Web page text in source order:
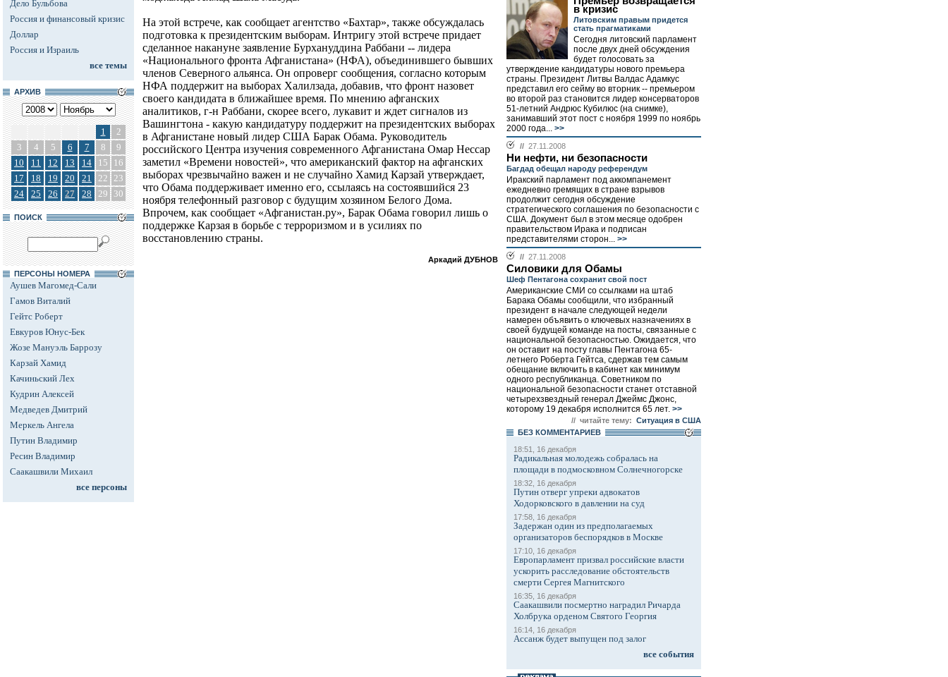
Дело Бульбова
Россия и финансовый кризис
Доллар
Россия и Израиль
все темы
АРХИВ
1
2
3
4 5 6 7 8
9
10
11 12 13 14 15
16
17
18 19 20 21 22 23
24
25 26 27 28 29 30
ПОИСК
ПЕРСОНЫ НОМЕРА
Аушев Магомед-Сали
Гамов Виталий
Гейтс Роберт
Евкуров Юнус-Бек
Жозе Мануэль Баррозу
Карзай Хамид
Качиньский Лех
Кудрин Алексей
Медведев Дмитрий
Меркель Ангела
Путин Владимир
Ресин Владимир
Саакашвили Михаил
все персоны
На этой встрече, как сообщает агентство «Бахтар», также обсуждалась
подготовка к президентским выборам. Интригу этой встрече придает
сделанное накануне заявление Бурхануддина Раббани -- лидера
«Национального фронта Афганистана» (НФА), объединившего бывших
членов Северного альянса. Он опроверг сообщения, согласно которым
НФА поддержит на выборах Халилзада, добавив, что фронт назовет
своего кандидата в ближайшее время. По мнению афганских
аналитиков, г-н Раббани, скорее всего, лукавит и ждет сигналов из
Вашингтона - какую кандидатуру поддержит на президентских выборах
в Афганистане новый лидер США Барак Обама. Руководитель
российского Центра изучения современного Афганистана Омар Нессар
заметил «Времени новостей», что американский фактор на афганских
выборах чрезвычайно важен и не случайно Хамид Карзай утверждает,
что Обама поддерживает именно его, ссылаясь на состоявшийся 23
ноября телефонный разговор с будущим хозяином Белого Дома.
Впрочем, как сообщает «Афганистан.ру», Барак Обама говорил лишь о
поддержке Карзая в борьбе с терроризмом и в усилиях по
восстановлению страны.
Аркадий ДУБНОВ
в кризис
Литовским правым придется
стать прагматиками
Сегодня литовский парламент
после двух дней обсуждения
будет голосовать за
утверждение кандидатуры нового премьера
страны. Президент Литвы Валдас Адамкус
представил его сейму во вторник -- премьером
во второй раз становится лидер консерваторов
51-летний Андрюс Кубилюс (на снимке),
занимавший этот пост с ноября 1999 по ноябрь
2000 года... >>
// 27.11.2008
Ни нефти, ни безопасности
Багдад обещал народу референдум
Иракский парламент под аккомпанемент
ежедневно гремящих в стране взрывов
продолжит сегодня обсуждение
стратегического соглашения по безопасности с
США. Документ был в этом месяце одобрен
правительством Ирака и подписан
представителями сторон... >>
// 27.11.2008
Силовики для Обамы
Шеф Пентагона сохранит свой пост
Американские СМИ со ссылками на штаб
Барака Обамы сообщили, что избранный
президент в начале следующей недели
намерен объявить о ключевых назначениях в
своей будущей команде на посты, связанные с
национальной безопасностью. Ожидается, что
он оставит на посту главы Пентагона 65-
летнего Роберта Гейтса, сдержав тем самым
обещание включить в кабинет как минимум
одного республиканца. Советником по
национальной безопасности станет отставной
четырехзвездный генерал Джеймс Джонс,
которому 19 декабря исполнится 65 лет. >>
// читайте тему: Ситуация в США
БЕЗ КОМMЕНТАРИЕВ
18:51, 16 декабря
Радикальная молодежь собралась на
площади в подмосковном Солнечногорске
18:32, 16 декабря
Путин отверг упреки адвокатов
Ходорковского в давлении на суд
17:58, 16 декабря
Задержан один из предполагаемых
организаторов беспорядков в Москве
17:10, 16 декабря
Европарламент призвал российские власти
ускорить расследование обстоятельств
смерти Сергея Магнитского
16:35, 16 декабря
Саакашвили посмертно наградил Ричарда
Холбрука орденом Святого Георгия
16:14, 16 декабря
Ассанж будет выпущен под залог
все события